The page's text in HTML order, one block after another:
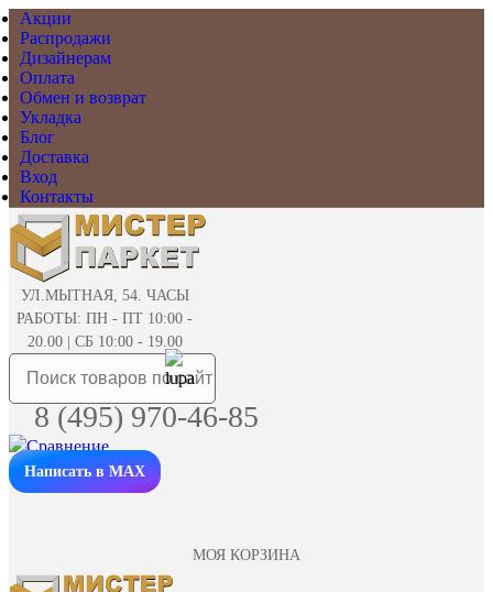
Акции
Распродажи
Дизайнерам
Оплата
Обмен и возврат
Укладка
Блог
Доставка
Вход
Контакты
УЛ.МЫТНАЯ, 54. ЧАСЫ
РАБОТЫ: ПН - ПТ 10:00 -
20.00 | СБ 10:00 - 19.00
8 (495) 970-46-85
Написать в MAX
МОЯ КОРЗИНА